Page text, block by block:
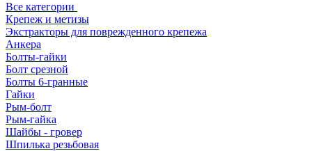
Все категории
Крепеж и метизы
Экстракторы для поврежденного крепежа
Анкера
Болты-гайки
Болт срезной
Болты 6-гранные
Гайки
Рым-болт
Рым-гайка
Шайбы - гровер
Шпилька резьбовая